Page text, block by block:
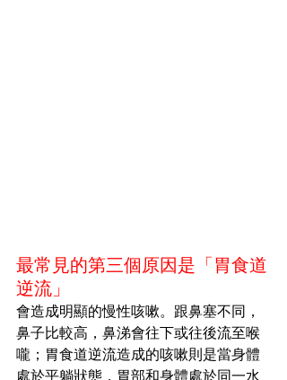
最常見的第三個原因是「胃食道
逆流」
會造成明顯的慢性咳嗽。跟鼻塞不同，
鼻子比較高，鼻涕會往下或往後流至喉
嚨；胃食道逆流造成的咳嗽則是當身體
處於平躺狀態，胃部和身體處於同一水